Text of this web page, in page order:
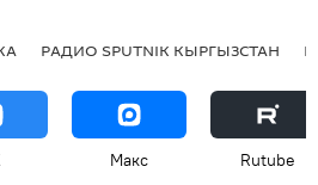
РАДИО SPUTNIK КЫРГЫЗСТАН
Макс Rutube